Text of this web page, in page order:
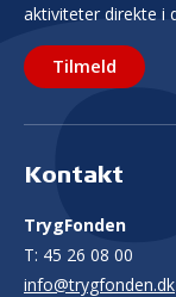
aktiviteter direkte i
Tilmeld
Kontakt
TrygFonden
T: 45 26 08 00
info@trygfonden.dk